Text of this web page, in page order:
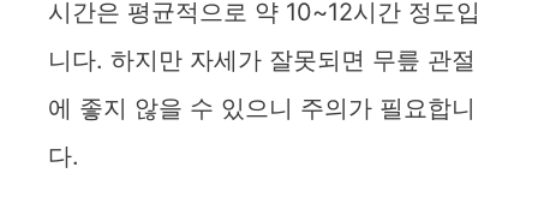
V
i
시간은 평균적으로 약 10~12시간 정도입
니다. 하지만 자세가 잘못되면 무릎 관절
에 좋지 않을 수 있으니 주의가 필요합니
다.